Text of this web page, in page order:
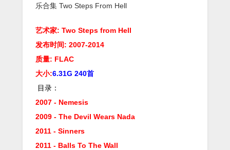
乐合集 Two Steps From Hell
艺术家: Two Steps from Hell
发布时间: 2007-2014
质量: FLAC
大小:6.31G 240首
目录：
2007 - Nemesis
2009 - The Devil Wears Nada
2011 - Sinners
2011 - Balls To The Wall